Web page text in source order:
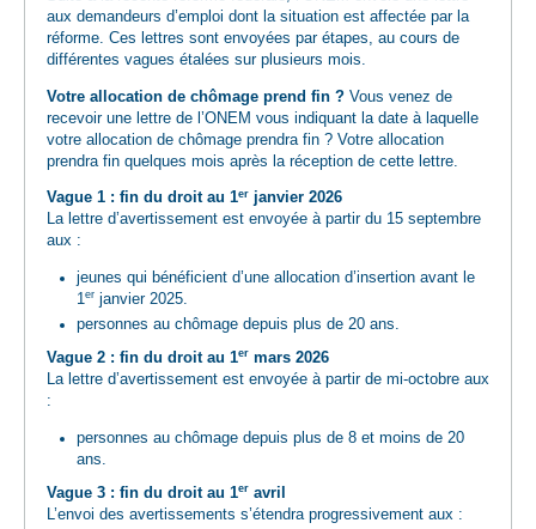
aux demandeurs d’emploi dont la situation est affectée par la
réforme. Ces lettres sont envoyées par étapes, au cours de
différentes vagues étalées sur plusieurs mois.
Votre allocation de chômage prend fin ?Vous venez de
recevoir une lettre de l’ONEM vous indiquant la date à laquelle
votre allocation de chômage prendra fin ? Votre allocation
prendra fin quelques mois après la réception de cette lettre.
Vague 1 : fin du droit au 1erjanvier 2026
La lettre d’avertissement est envoyée à partir du 15 septembre
aux :
jeunes qui bénéficient d’une allocation d’insertion avant le
1er janvier 2025.
personnes au chômage depuis plus de 20 ans.
Vague 2 : fin du droit au 1er mars 2026
La lettre d’avertissement est envoyée à partir de mi-octobre aux
:
personnes au chômage depuis plus de 8 et moins de 20
ans.
Vague 3 : fin du droit au 1eravril
L’envoi des avertissements s’étendra progressivement aux :